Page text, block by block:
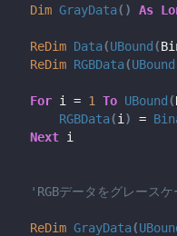
Dim GrayData() As
ReDim Data(UBound (
ReDim RGBData(UBound
For i = 1 To UBound (
RGBData(i ) =
Next i
'RGBデータをグレース
ReDim GrayData(